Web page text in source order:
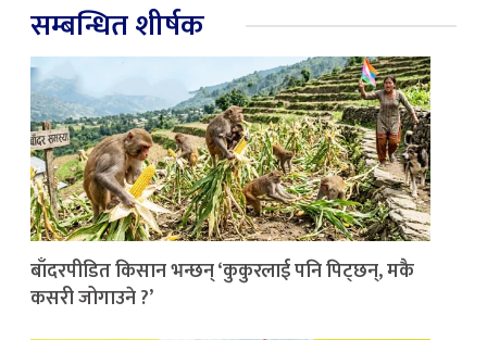
सम्बन्धित शीर्षक
बाँदरपीडित किसान भन्छन् ‘कुकुरलाई पनि पिट्छन्, मकै
कसरी जोगाउने ?’